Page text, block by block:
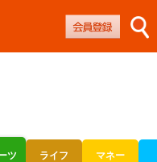
ツ ライフ マネー